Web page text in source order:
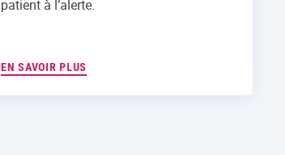
patient à l’alerte.
EN SAVOIR PLUS